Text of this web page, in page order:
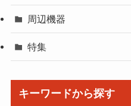
周辺機器
特集
キーワードから探す